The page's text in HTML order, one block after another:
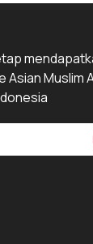
Asian Muslim